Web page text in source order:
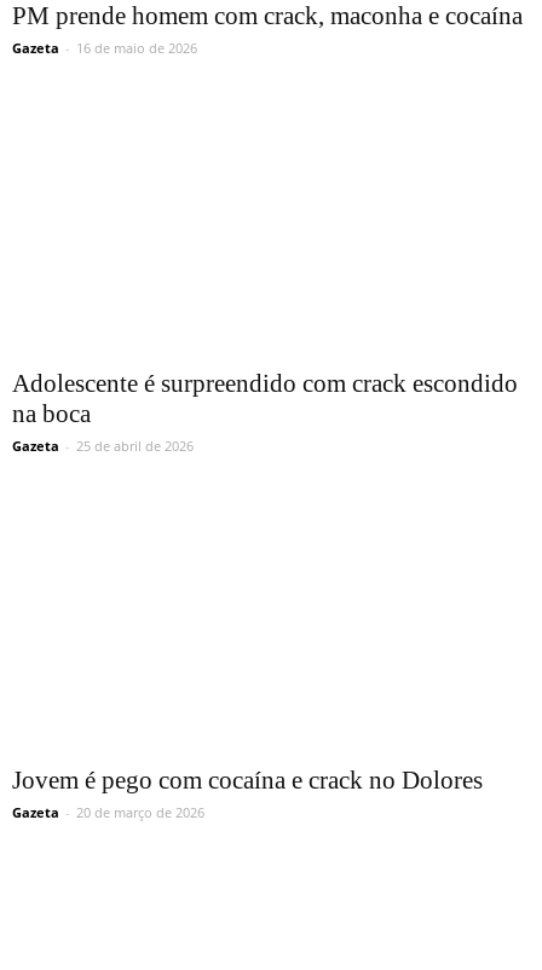
PM prende homem com crack, maconha e cocaína
Gazeta - 16 de maio de 2026
Adolescente é surpreendido com crack escondido
na boca
Gazeta - 25 de abril de 2026
Jovem é pego com cocaína e crack no Dolores
Gazeta - 20 de março de 2026